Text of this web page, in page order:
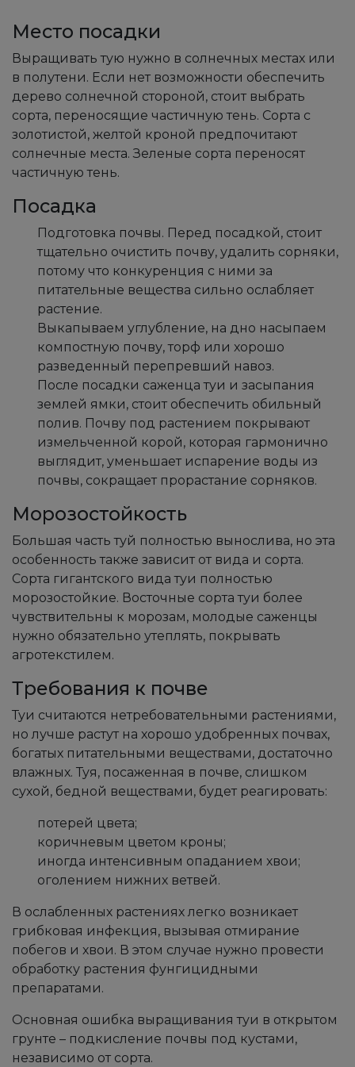
Место посадки
Выращивать тую нужно в солнечных местах или
в полутени. Если нет возможности обеспечить
дерево солнечной стороной, стоит выбрать
сорта, переносящие частичную тень. Сорта с
золотистой, желтой кроной предпочитают
солнечные места. Зеленые сорта переносят
частичную тень.
Посадка
Подготовка почвы. Перед посадкой, стоит
тщательно очистить почву, удалить сорняки,
потому что конкуренция с ними за
питательные вещества сильно ослабляет
растение.
Выкапываем углубление, на дно насыпаем
компостную почву, торф или хорошо
разведенный перепревший навоз.
После посадки саженца туи и засыпания
землей ямки, стоит обеспечить обильный
полив. Почву под растением покрывают
измельченной корой, которая гармонично
выглядит, уменьшает испарение воды из
почвы, сокращает прорастание сорняков.
Морозостойкость
Большая часть туй полностью вынослива, но эта
особенность также зависит от вида и сорта.
Сорта гигантского вида туи полностью
морозостойкие. Восточные сорта туи более
чувствительны к морозам, молодые саженцы
нужно обязательно утеплять, покрывать
агротекстилем.
Требования к почве
Туи считаются нетребовательными растениями,
но лучше растут на хорошо удобренных почвах,
богатых питательными веществами, достаточно
влажных. Туя, посаженная в почве, слишком
сухой, бедной веществами, будет реагировать:
потерей цвета;
коричневым цветом кроны;
иногда интенсивным опаданием хвои;
оголением нижних ветвей.
В ослабленных растениях легко возникает
грибковая инфекция, вызывая отмирание
побегов и хвои. В этом случае нужно провести
обработку растения фунгицидными
препаратами.
Основная ошибка выращивания туи в открытом
грунте – подкисление почвы под кустами,
независимо от сорта.